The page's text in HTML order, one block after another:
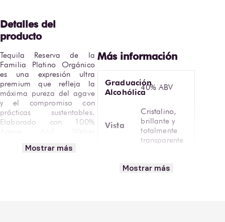
Tequila Reserva de la
Familia Platino Orgánico
es una expresión ultra
premium que refleja la
máxima pureza del agave
y el compromiso con
prácticas sustentables.
Elaborado con 100%
Agave Azul Weber
tequila se produce sin
Mostrar más
Graduación
Alcohólica40% ABV
Vista
Cristalino,
brillante y
totalmente
transparente
10°– 12 °C
Mostrar más